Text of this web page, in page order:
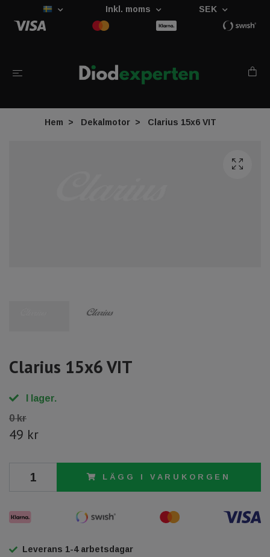
Inkl. moms SEK
Hem Dekalmotor Clarius 15x6 VIT
Clarius 15x6 VIT
I lager.
0 kr
49 kr
LÄGG I VARUKORGEN
Leverans 1-4 arbetsdagar